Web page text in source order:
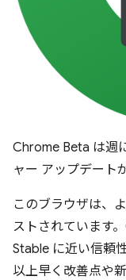
Chrome Beta は週
ャー アップデート
このブラウザは、
ストされています
Stable に近い信頼
以上早く改善点や